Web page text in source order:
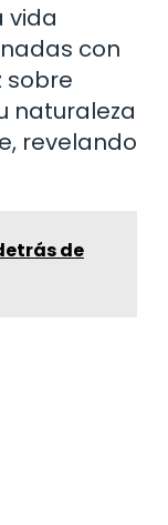
vida
con
sobre
naturaleza
revelando
de